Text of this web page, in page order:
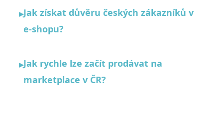
▸Jak získat důvěru českých zákazníků v
e-shopu?
▸Jak rychle lze začít prodávat na
marketplace v ČR?